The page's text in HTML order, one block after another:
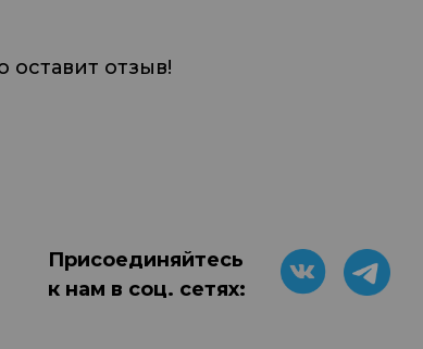
оставит отзыв!
Присоединяйтесь
к нам в соц. сетях: